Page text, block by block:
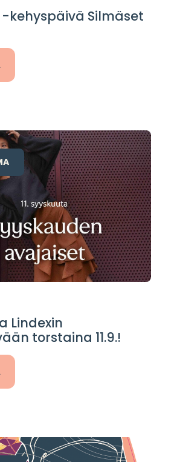
-kehyspäivä Silmäset
Lindexin
torstaina 11.9.!